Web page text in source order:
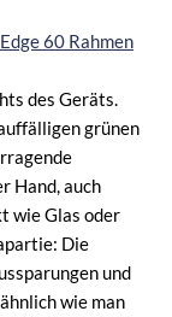
des Geräts.
grünen
Hand, auch
wie Glas oder
Die
und
wie man